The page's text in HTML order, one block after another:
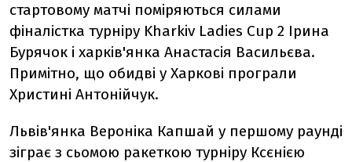
стартовому матчі поміряються силами
фіналістка турніру Kharkiv Ladies Cup 2 Ірина
Бурячок і харків'янка Анастасія Васильєва.
Примітно, що обидві у Харкові програли
Христині Антонійчук.
Львів'янка Вероніка Капшай у першому раунді
зіграє з сьомою ракеткою турніру Ксєнією